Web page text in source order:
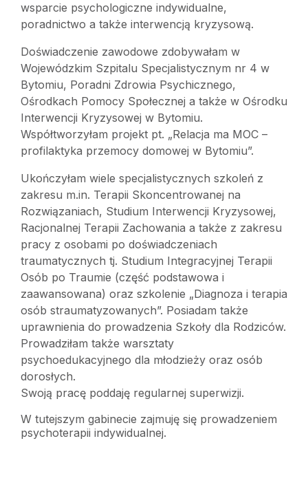
wsparcie psychologiczne indywidualne,
poradnictwo a także interwencją kryzysową.
Doświadczenie zawodowe zdobywałam w
Wojewódzkim Szpitalu Specjalistycznym nr 4 w
Bytomiu, Poradni Zdrowia Psychicznego,
Ośrodkach Pomocy Społecznej a także w Ośrodku
Interwencji Kryzysowej w Bytomiu.
Współtworzyłam projekt pt. „Relacja ma MOC –
profilaktyka przemocy domowej w Bytomiu”.
Ukończyłam wiele specjalistycznych szkoleń z
zakresu m.in. Terapii Skoncentrowanej na
Rozwiązaniach, Studium Interwencji Kryzysowej,
Racjonalnej Terapii Zachowania a także z zakresu
pracy z osobami po doświadczeniach
traumatycznych tj. Studium Integracyjnej Terapii
Osób po Traumie (część podstawowa i
zaawansowana) oraz szkolenie „Diagnoza i terapia
osób straumatyzowanych”. Posiadam także
uprawnienia do prowadzenia Szkoły dla Rodziców.
Prowadziłam także warsztaty
psychoedukacyjnego dla młodzieży oraz osób
dorosłych.
Swoją pracę poddaję regularnej superwizji.
W tutejszym gabinecie zajmuję się prowadzeniem
psychoterapii indywidualnej.